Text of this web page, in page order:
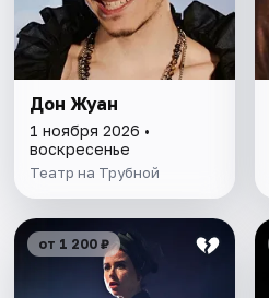
Дон Жуан
1 ноября 2026 •
воскресенье
Театр на Трубной
от 1 200 ₽